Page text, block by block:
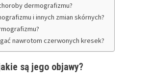
dermografizmu?
i innych zmian skórnych?
nawrotom czerwonych kresek?
są jego objawy?